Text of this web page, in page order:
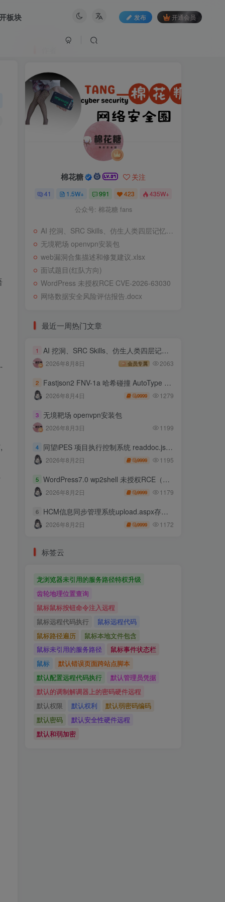
板块 发布 开通会员
棉花糖 关注
41 1.5W+ 991 423 435W+
公众号: 棉花糖 fans
AI 挖洞、SRC Skills、仿生人类四层记忆系统
无境靶场 openvpn安装包
web漏洞合集描述和修复建议.xlsx
面试题目(红队方向)
WordPress 未授权RCE CVE-2026-63030
网络数据安全风险评估报告.docx
最近一周热门文章
1 AI 挖洞、SRC Skills、仿生人类四层记忆系统
2026年8月8日 会员专属 2063
2 Fastjson2 FNV-1a 哈希碰撞 AutoType 绕过远程代码执行
2026年8月4日 9999 1279
3 无境靶场 openvpn安装包
2026年8月3日 1199
4 同望iPES 项目执行控制系统 readdoc.jsp存在任意文件读取
2026年8月2日 9999 1195
5 WordPress7.0 wp2shell 未授权RCE（CVE-2026-63030 CVE-2026-60137）
2026年8月2日 9999 1179
6 HCM信息同步管理系统upload.aspx存在任意文件上传
2026年8月2日 9999 1172
标签云
龙浏览器未引用的服务路径特权升级
齿轮地理位置查询
鼠标鼠标按钮命令注入远程
鼠标远程代码执行
鼠标远程代码
鼠标路径遍历
鼠标本地文件包含
鼠标未引用的服务路径
鼠标事件状态栏
鼠标
默认错误页面跨站点脚本
默认配置远程代码执行
默认管理员凭据
默认的调制解调器上的密码硬件远程
默认权限
默认权利
默认弱密码编码
默认密码
默认安全性硬件远程
默认和弱加密